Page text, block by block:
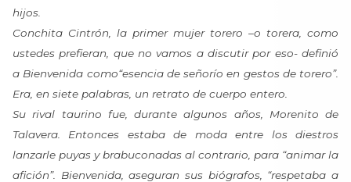
hijos.
Conchita Cintrón, la primer mujer torero –o torera, como
ustedes prefieran, que no vamos a discutir por eso- definió
a Bienvenida como“esencia de señorío en gestos de torero”.
Era, en siete palabras, un retrato de cuerpo entero.
Su rival taurino fue, durante algunos años, Morenito de
Talavera. Entonces estaba de moda entre los diestros
lanzarle puyas y brabuconadas al contrario, para “animar la
afición”. Bienvenida, aseguran sus biógrafos, “respetaba a